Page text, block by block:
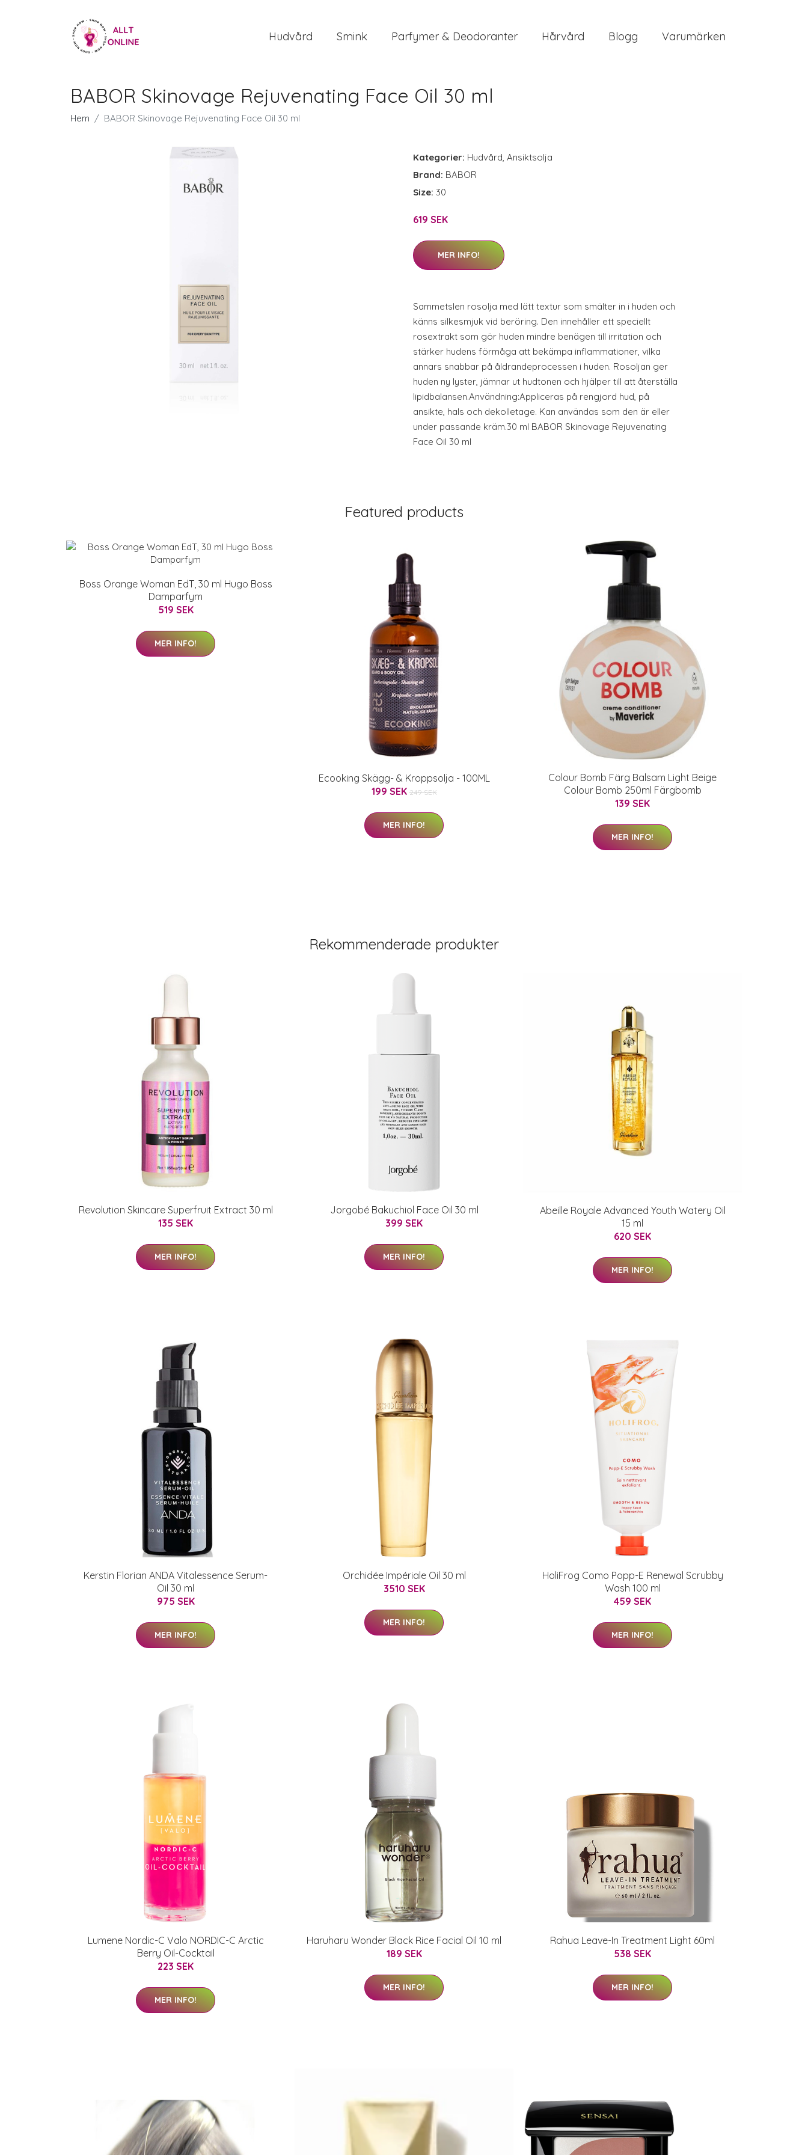
Hudvård Smink Parfymer & Deodoranter Hårvård Blogg Varumärken
BABOR Skinovage Rejuvenating Face Oil 30 ml
Hem BABOR Skinovage Rejuvenating Face Oil 30 ml
Kategorier: Hudvård, Ansiktsolja
Brand: BABOR
Size: 30
619 SEK
MER INFO!
Sammetslen rosolja med lätt textur som smälter in i huden och
känns silkesmjuk vid beröring. Den innehåller ett speciellt
rosextrakt som gör huden mindre benägen till irritation och
stärker hudens förmåga att bekämpa inflammationer, vilka
annars snabbar på åldrandeprocessen i huden. Rosoljan ger
huden ny lyster, jämnar ut hudtonen och hjälper till att återställa
lipidbalansen.Användning:Appliceras på rengjord hud, på
ansikte, hals och dekolletage. Kan användas som den är eller
under passande kräm.30 ml BABOR Skinovage Rejuvenating
Face Oil 30 ml
Featured products
Boss Orange Woman EdT, 30 ml Hugo Boss
Damparfym
519 SEK
MER INFO!
Ecooking Skägg- & Kroppsolja - 100ML
199 SEK 249 SEK
MER INFO!
Colour Bomb Färg Balsam Light Beige
Colour Bomb 250ml Färgbomb
139 SEK
MER INFO!
Rekommenderade produkter
Revolution Skincare Superfruit Extract 30 ml
135 SEK
MER INFO!
Jorgobé Bakuchiol Face Oil 30 ml
399 SEK
MER INFO!
Abeille Royale Advanced Youth Watery Oil
15 ml
620 SEK
MER INFO!
Kerstin Florian ANDA Vitalessence Serum-
Oil 30 ml
975 SEK
MER INFO!
Orchidée Impériale Oil 30 ml
3510 SEK
MER INFO!
HoliFrog Como Popp-E Renewal Scrubby
Wash 100 ml
459 SEK
MER INFO!
Lumene Nordic-C Valo NORDIC-C Arctic
Berry Oil-Cocktail
223 SEK
MER INFO!
Haruharu Wonder Black Rice Facial Oil 10 ml
189 SEK
MER INFO!
Rahua Leave-In Treatment Light 60ml
538 SEK
MER INFO!